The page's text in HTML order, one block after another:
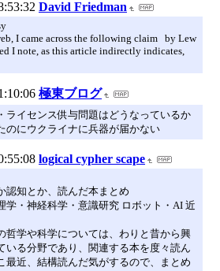
David Friedman
I came across the following claim by Lew
I note, as this article indirectly indicates,
極東ブログ
ライセンス供与問題はどうなっているか
のにウクライナに兵器が届かない
logical cypher scape
認知とか、読んだ本まとめ
学・神経科学・意識研究 ロボット・AI 近
哲学や科学については、わりと昔から興
いる分野であり、関連する本を度々読ん
最近、結構読んだ気がするので、まとめ